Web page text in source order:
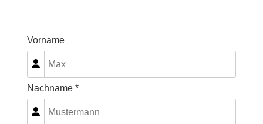
Vorname
Nachname *